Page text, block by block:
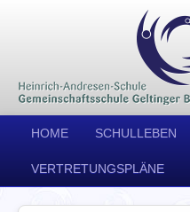
HOME SCHULLEBEN
VERTRETUNGSPLÄNE